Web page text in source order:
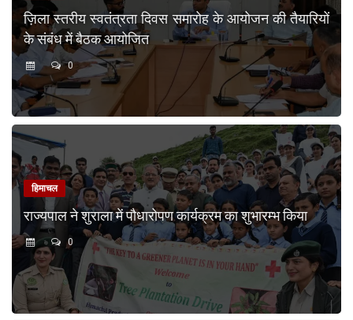
ज़िला स्तरीय स्वतंत्रता दिवस समारोह के आयोजन की तैयारियों
के संबंध में बैठक आयोजित
0
हिमाचल
राज्यपाल ने शुराला में पौधारोपण कार्यक्रम का शुभारम्भ किया
0